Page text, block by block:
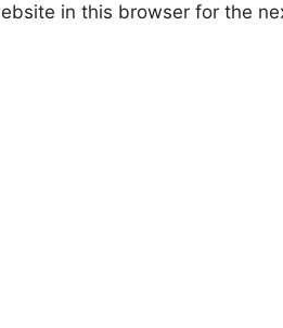
in this browser for the